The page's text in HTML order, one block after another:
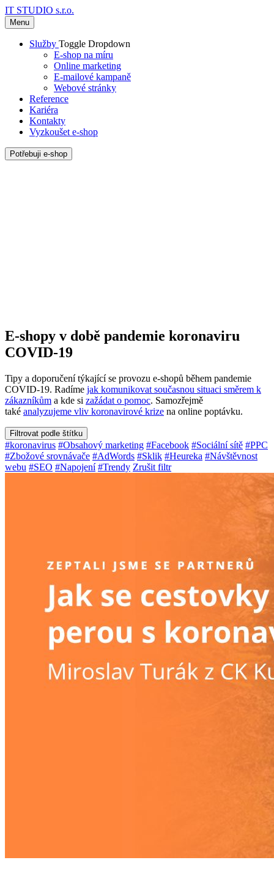
IT STUDIO s.r.o.
Menu
Služby Toggle Dropdown
E-shop na míru
Online marketing
E-mailové kampaně
Webové stránky
Reference
Kariéra
Kontakty
Vyzkoušet e-shop
Potřebuji e-shop
E-shopy v době pandemie koronaviru
COVID-19
Tipy a doporučení týkající se provozu e-shopů během pandemie
COVID-19. Radíme jak komunikovat současnou situaci směrem k
zákazníkům a kde si zažádat o pomoc. Samozřejmě
také analyzujeme vliv koronavirové krize na online poptávku.
Filtrovat podle štítku
#koronavirus #Obsahový marketing #Facebook #Sociální sítě #PPC
#Zbožové srovnávače #AdWords #Sklik #Heureka #Návštěvnost
webu #SEO #Napojení #Trendy Zrušit filtr